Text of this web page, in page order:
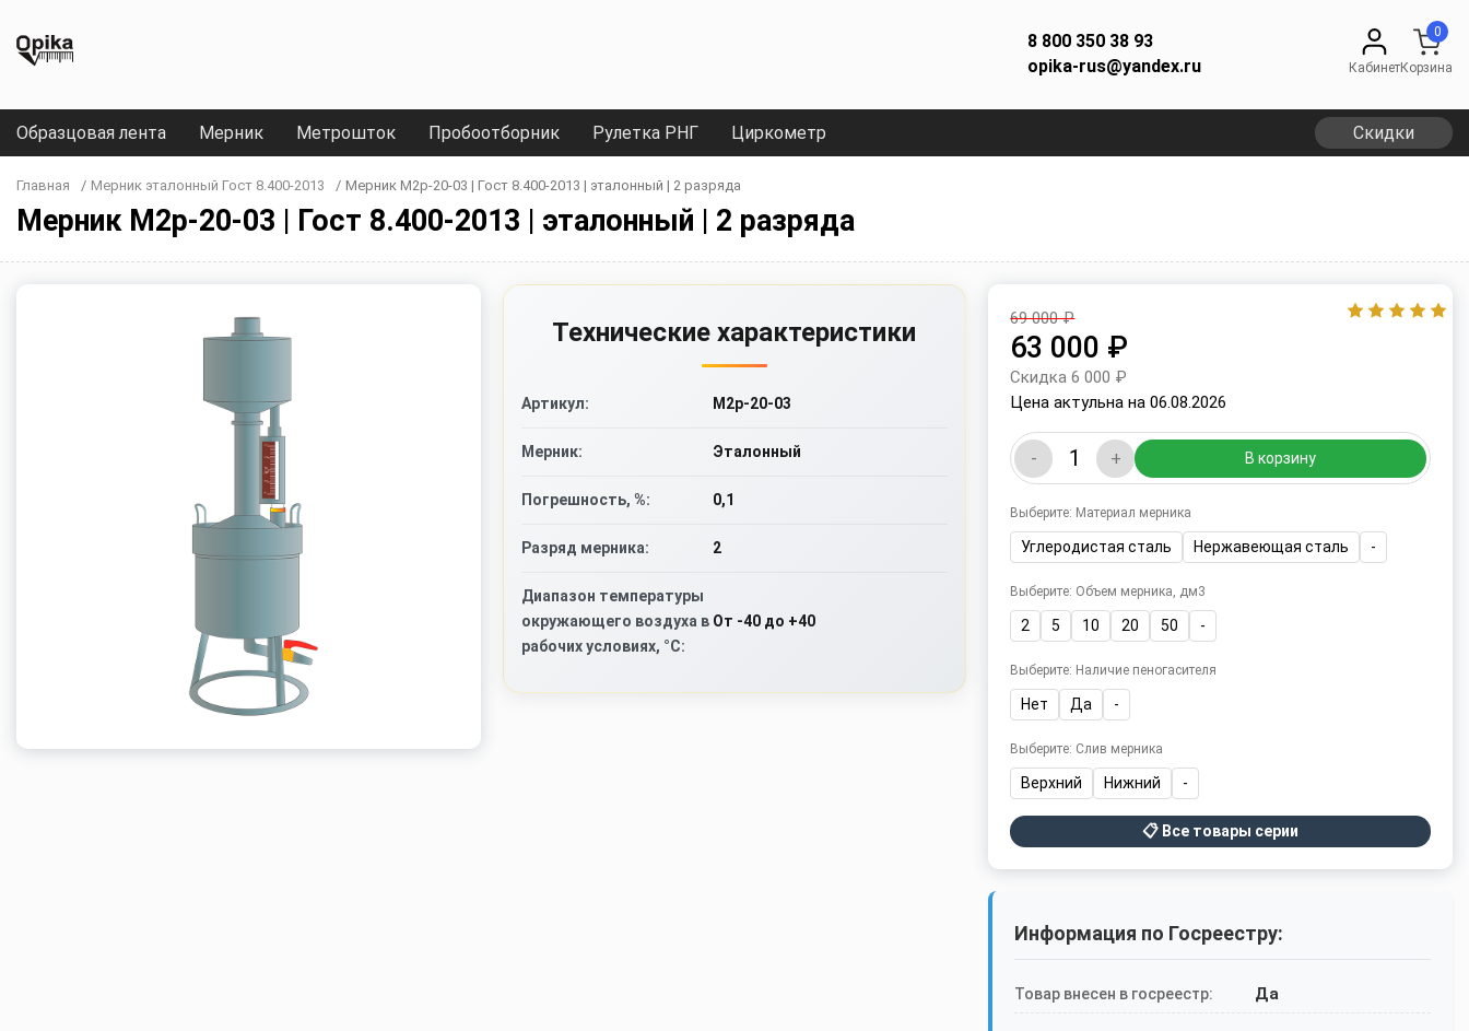
8 800 350 38 93
opika-rus@yandex.ru
Кабинет
0
Корзина
Образцовая лента Мерник Метрошток Пробоотборник Рулетка РНГ Циркометр Скидки
Главная / Мерник эталонный Гост 8.400-2013 / Мерник М2р-20-03 | Гост 8.400-2013 | эталонный | 2 разряда
Мерник М2р-20-03 | Гост 8.400-2013 | эталонный | 2 разряда
Технические характеристики
Артикул: М2р-20-03
Мерник: Эталонный
Погрешность, %: 0,1
Разряд мерника: 2
Диапазон температуры
окружающего воздуха в
рабочих условиях, °C:
От -40 до +40
69 000 ₽
63 000 ₽
Скидка 6 000 ₽
Цена актульна на 06.08.2026
- + В корзину
Выберите: Материал мерника
Углеродистая сталь Нержавеющая сталь -
Выберите: Объем мерника, дм3
2 5 10 20 50 -
Выберите: Наличие пеногасителя
Нет Да -
Выберите: Слив мерника
Верхний Нижний -
📋 Все товары серии
Информация по Госреестру:
Товар внесен в госреестр: Да